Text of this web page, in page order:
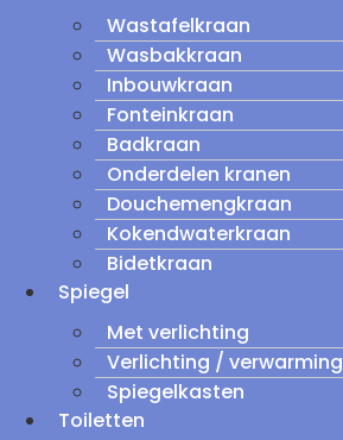
Wastafelkraan
Wasbakkraan
Inbouwkraan
Fonteinkraan
Badkraan
Onderdelen kranen
Douchemengkraan
Kokendwaterkraan
Bidetkraan
Spiegel
Met verlichting
Verlichting / verwarming
Spiegelkasten
Toiletten